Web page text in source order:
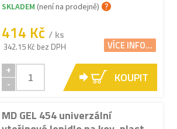
SKLADEM (není na prodejně)
414 Kč / ks
342.15 Kč bez DPH VÍCE INFO...
+
-
KOUPIT
MD GEL 454 univerzální